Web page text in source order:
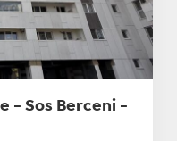
- Sos Berceni -